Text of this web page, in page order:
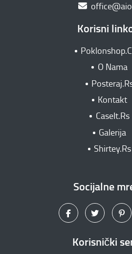
Korisni
O Nama
Kontakt
CaseIt.Rs
Galerija
Shirtey.Rs
Socijalne
Korisnički